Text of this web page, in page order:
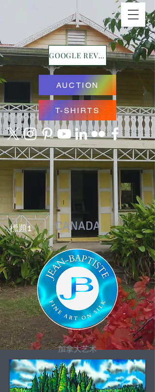
GOOGLE REVIEWS
AUCTION
T-SHIRTS
標題1 CANADA
加拿大艺术